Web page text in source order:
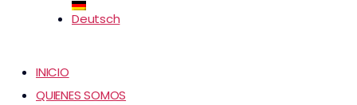
Deutsch
INICIO
QUIENES SOMOS